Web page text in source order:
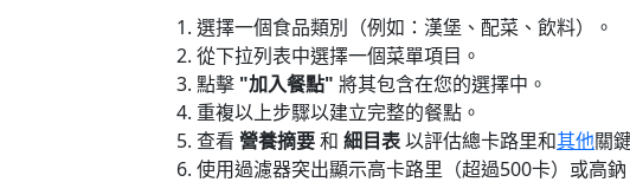
選擇一個食品類別（例如：漢堡、配菜、飲料）。
從下拉列表中選擇一個菜單項目。
點擊 "加入餐點" 將其包含在您的選擇中。
重複以上步驟以建立完整的餐點。
查看 營養摘要和 細目表以評估總卡路里和其他關
使用過濾器突出顯示高卡路里（超過500卡）或高